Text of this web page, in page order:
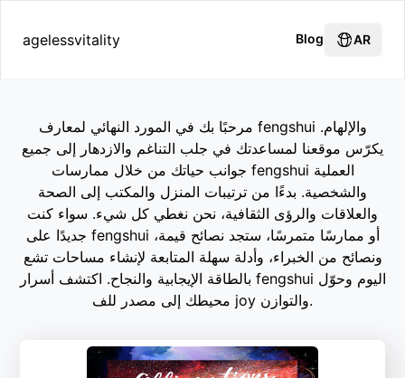
agelessvitality Blog AR
مرحبًا بك في المورد النهائي لمعارف fengshui والإلهام.
يكرّس موقعنا لمساعدتك في جلب التناغم والازدهار إلى جميع
جوانب حياتك من خلال ممارسات fengshui العملية
والشخصية. بدءًا من ترتيبات المنزل والمكتب إلى الصحة
والعلاقات والرؤى الثقافية، نحن نغطي كل شيء. سواء كنت
جديدًا على fengshui أو ممارسًا متمرسًا، ستجد نصائح قيمة،
ونصائح من الخبراء، وأدلة سهلة المتابعة لإنشاء مساحات تشع
بالطاقة الإيجابية والنجاح. اكتشف أسرار fengshui اليوم وحوّل
محيطك إلى مصدر للف joy والتوازن.